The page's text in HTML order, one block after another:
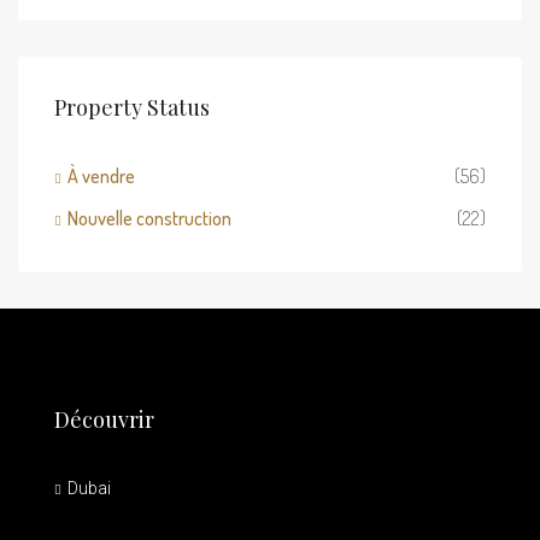
Property Status
À vendre
(56)
Nouvelle construction
(22)
Découvrir
Dubai